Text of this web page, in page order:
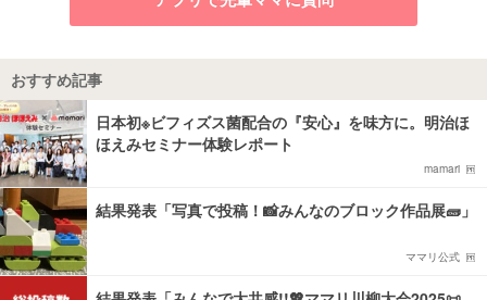
おすすめ記事
日本初※ビフィズス菌配合の『安心』を味方に。明治ほ
ほえみセミナー体験レポート
mamari
結果発表「写真で投稿！📸みんなのブロック作品展🧱」
ママリ公式